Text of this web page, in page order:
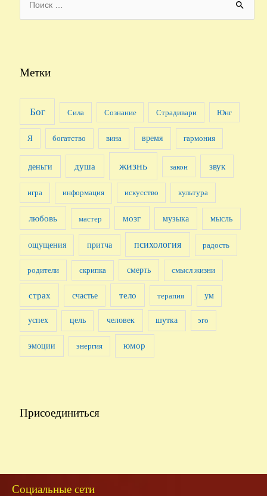
c
f
:
Метки
Бог Сила Сознание Страдивари Юнг
Я богатство вина время гармония
деньги душа жизнь закон звук
игра информация искусство культура
любовь мастер мозг музыка мысль
ощущения притча психология радость
родители скрипка смерть смысл жизни
страх счастье тело терапия ум
успех цель человек шутка эго
эмоции энергия юмор
Присоединиться
Социальные сети